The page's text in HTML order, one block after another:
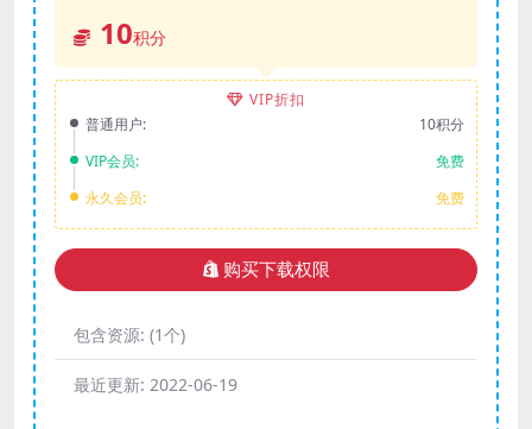
10积分
VIP折扣
普通用户:
10积分
VIP会员:
免费
永久会员:
免费
购买下载权限
包含资源: (1个)
最近更新: 2022-06-19